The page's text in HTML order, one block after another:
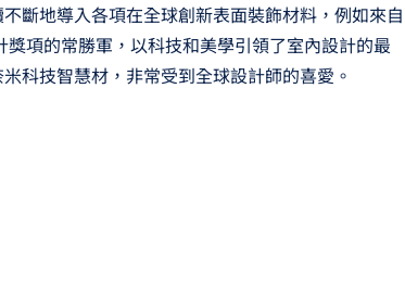
不斷地導入各項在全球創新表面裝飾材料，例如來自
項的常勝軍，以科技和美學引領了室內設計的最
科技智慧材，非常受到全球設計師的喜愛。